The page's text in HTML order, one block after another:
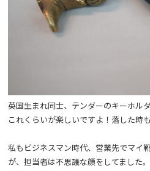
英国生まれ同士、テンダーのキーホル
これくらいが楽しいですよ！落した時
私もビジネスマン時代、営業先でマイ
が、担当者は不思議な顔をしてました。